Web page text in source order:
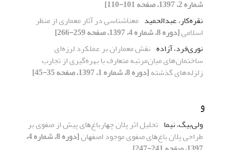
شماره 2، 1397، صفحه 101-110]
نقره‌کار، عبدالحمید معناشناسی در آثار معماری از منظر
اسلامی[دوره 8، شماره 4، 1397، صفحه 259-266]
نوری‌فرد، آزاده نقش معماران بر عملکرد لرزه‌ای
ساختمان‌های میان‌مرتبه متعارف با بهره‌گیری از تجارب
زلزله‌های گذشته[دوره 8، شماره 1، 1397، صفحه 35-45]
و
ولی‌بیگ، نیما ﺗﺤﻠﯿﻞ اﺛﺮ ﭘﻼن ﭼﻬﺎرﺑﺎغﻫﺎی ﭘﯿﺶ از ﺻﻔﻮی ﺑﺮ
ﻃﺮاﺣﯽ ﭘﻼن ﺑﺎغﻫﺎی ﺻﻔﻮی ﻣﻮﺟﻮد اﺻﻔﻬﺎن
[دوره 8، شماره 4،